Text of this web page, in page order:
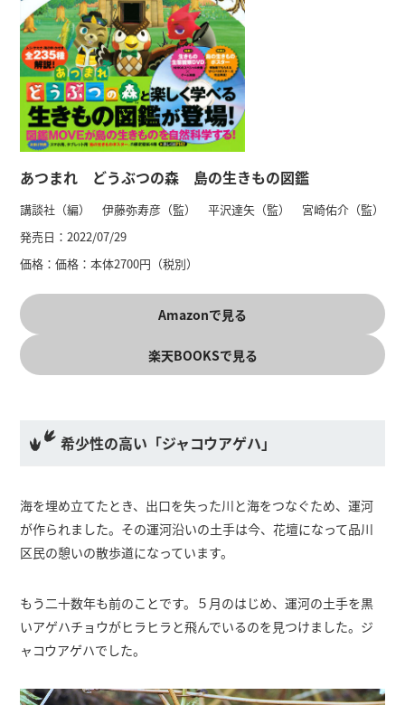
あつまれ どうぶつの森 島の生きもの図鑑
講談社（編） 伊藤弥寿彦（監） 平沢達矢（監） 宮崎佑介（監）
発売日：2022/07/29
価格：価格：本体2700円（税別）
Amazonで見る
楽天BOOKSで見る
希少性の高い「ジャコウアゲハ」
海を埋め立てたとき、出口を失った川と海をつなぐため、運河
が作られました。その運河沿いの土手は今、花壇になって品川
区民の憩いの散歩道になっています。
もう二十数年も前のことです。５月のはじめ、運河の土手を黒
いアゲハチョウがヒラヒラと飛んでいるのを見つけました。ジ
ャコウアゲハでした。